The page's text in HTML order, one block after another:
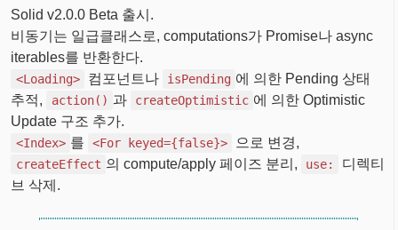
Solid v2.0.0 Beta 출시.
비동기는 일급클래스로, computations가 Promise나 async
iterables를 반환한다.
<Loading> 컴포넌트나 isPending 에 의한 Pending 상태
추적,
action() 과 createOptimistic 에 의한 Optimistic
Update 구조 추가.
<Index> 를 <For keyed={false}> 으로 변경,
createEffect 의 compute/apply 페이즈 분리, use:
디렉티
브 삭제.